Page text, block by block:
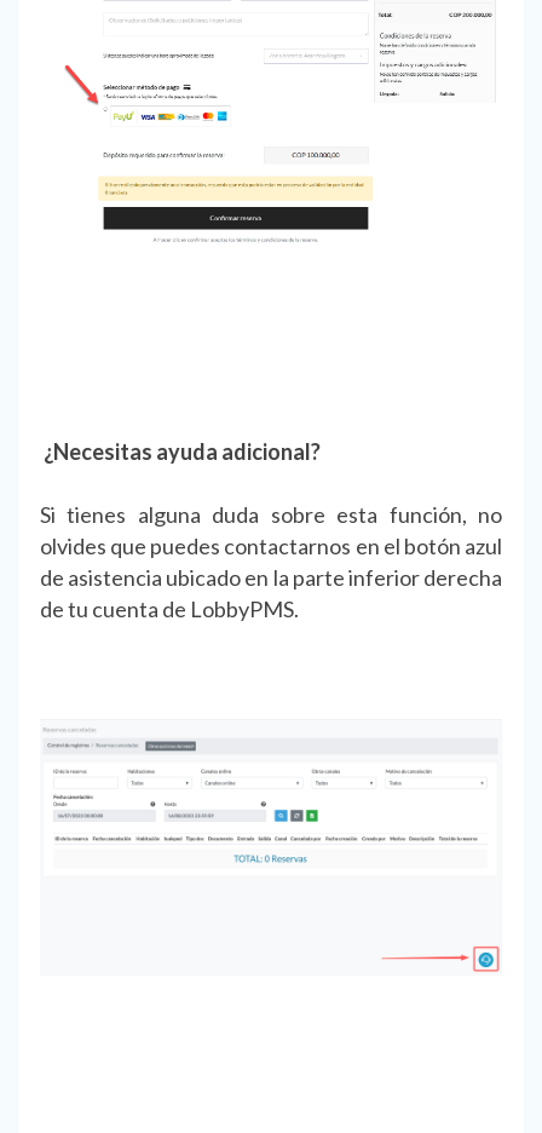
¿Necesitas ayuda adicional?
Si tienes alguna duda sobre esta función, no
olvides que puedes contactarnos en el botón azul
de asistencia ubicado en la parte inferior derecha
de tu cuenta de LobbyPMS.